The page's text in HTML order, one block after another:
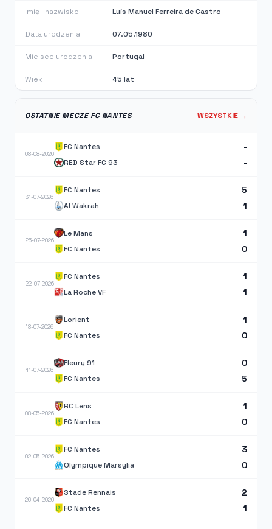
Imię i nazwisko Luís Manuel Ferreira de Castro
Data urodzenia 07.05.1980
Miejsce urodzenia Portugal
Wiek 45 lat
OSTATNIE MECZE FC NANTES WSZYSTKIE →
08-08-2026
FC Nantes -
RED Star FC 93 -
31-07-2026
FC Nantes 5
Al Wakrah 1
25-07-2026
Le Mans 1
FC Nantes 0
22-07-2026
FC Nantes 1
La Roche VF 1
18-07-2026
Lorient 1
FC Nantes 0
11-07-2026
Fleury 91 0
FC Nantes 5
08-05-2026
RC Lens 1
FC Nantes 0
02-05-2026
FC Nantes 3
Olympique Marsylia 0
26-04-2026
Stade Rennais 2
FC Nantes 1